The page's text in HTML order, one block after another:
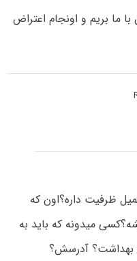
بریم و اونجام اعتراض
ظرفیت داره؟اون که
میدونه که باید به
بهداشت؟ آدرسش؟